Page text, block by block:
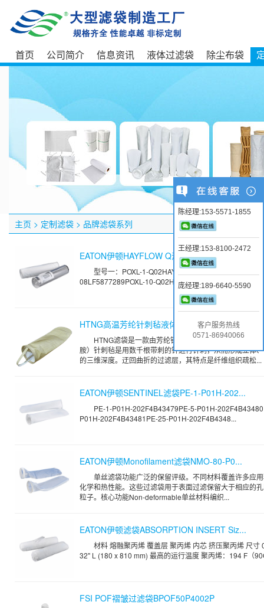
首页 公司简介 信息资讯 液体过滤袋 除尘布袋
主页 > 定制滤袋 > 品牌滤袋系列
EATON伊顿HAYFLOW Q滤袋POXL-1-Q02HA...
型号一：POXL-1-Q02HAY-08LF5877279POXL-5-
08LF5877289POXL-10-Q02HAY-08F5878719POXL-2...
HTNG高温芳纶针刺毡液体滤袋
HTNG滤袋是一款由芳纶针刺毡制成的液体过滤袋。
胺）针刺毡是用数千根带刺的针进行针刺，从而形成立体
的三维深度。迂回曲折的过滤层，其特点是纤维组织疏松...
EATON伊顿SENTINEL滤袋PE-1-P01H-202...
PE-1-P01H-202F4B43479PE-5-P01H-
P01H-202F4B43481PE-25-P01H-202F4B4348...
EATON伊顿Monofilament滤袋NMO-80-P0...
单丝滤袋功能广泛的保留评级。不同材料覆盖许多应
化学和热性能。这些过滤袋用于表面过滤保留大于相应的
粒子。核心功能Non-deformable单丝材料编织...
EATON伊顿滤袋ABSORPTION INSERT Siz...
材料 熔融聚丙烯 覆盖层 聚丙烯 内芯 挤压聚丙烯 尺寸
32" L (180 x 810 mm) 最高的运行温度 聚丙烯：194 F（
FSI POF褶皱过滤袋BPOF50P4002P
陈经理:153-5571-1855
王经理:153-8100-2472
庞经理:189-6640-5590
客户服务热线
0571-86940066